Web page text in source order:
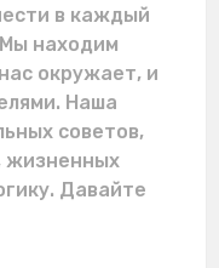
в каждый
находим
окружает, и
Наша
советов,
жизненных
Давайте